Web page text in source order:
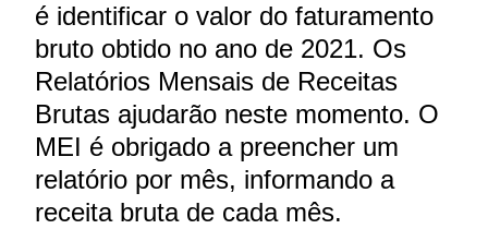
é identificar o valor do faturamento
bruto obtido no ano de 2021. Os
Relatórios Mensais de Receitas
Brutas ajudarão neste momento. O
MEI é obrigado a preencher um
relatório por mês, informando a
receita bruta de cada mês.